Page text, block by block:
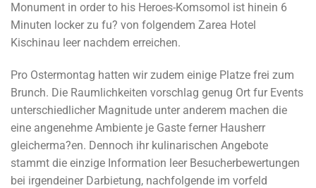
Monument in order to his Heroes-Komsomol ist hinein 6
Minuten locker zu fu? von folgendem Zarea Hotel
Kischinau leer nachdem erreichen.
Pro Ostermontag hatten wir zudem einige Platze frei zum
Brunch. Die Raumlichkeiten vorschlag genug Ort fur Events
unterschiedlicher Magnitude unter anderem machen die
eine angenehme Ambiente je Gaste ferner Hausherr
gleicherma?en. Dennoch ihr kulinarischen Angebote
stammt die einzige Information leer Besucherbewertungen
bei irgendeiner Darbietung, nachfolgende im vorfeld